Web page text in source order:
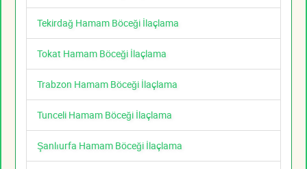
Tekirdağ Hamam Böceği İlaçlama
Tokat Hamam Böceği İlaçlama
Trabzon Hamam Böceği İlaçlama
Tunceli Hamam Böceği İlaçlama
Şanlıurfa Hamam Böceği İlaçlama